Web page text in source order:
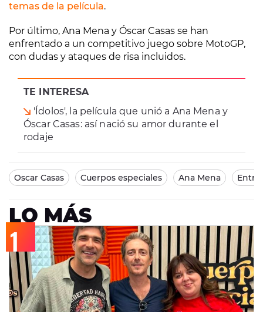
TE INTERESA
'Ídolos', la película que unió a Ana Mena y
Óscar Casas: así nació su amor durante el
rodaje
temas de la película.
Por último, Ana Mena y Óscar Casas se han
enfrentado a un competitivo juego sobre MotoGP,
con dudas y ataques de risa incluidos.
Oscar Casas Cuerpos especiales Ana Mena
LO MÁS